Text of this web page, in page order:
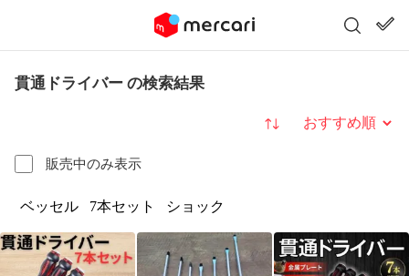
貫通ドライバー の検索結果
販売中のみ表示
並び替え
ベッセル 7本セット ショック